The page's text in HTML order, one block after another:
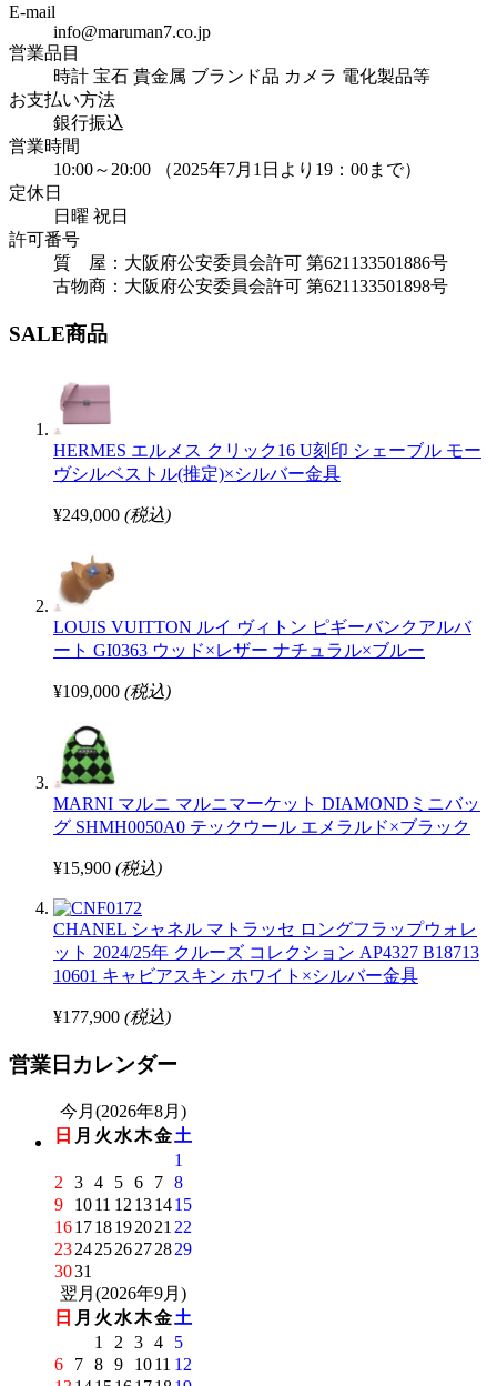
E-mail
info@maruman7.co.jp
営業品目
時計 宝石 貴金属 ブランド品 カメラ 電化製品等
お支払い方法
銀行振込
営業時間
10:00～20:00 （2025年7月1日より19：00まで）
定休日
日曜 祝日
許可番号
質 屋：大阪府公安委員会許可 第621133501886号
古物商：大阪府公安委員会許可 第621133501898号
SALE商品
HERMES エルメス クリック16 U刻印 シェーブル モー
ヴシルベストル(推定)×シルバー金具
¥249,000 (税込)
LOUIS VUITTON ルイ ヴィトン ピギーバンクアルバ
ート GI0363 ウッド×レザー ナチュラル×ブルー
¥109,000 (税込)
MARNI マルニ マルニマーケット DIAMONDミニバッ
グ SHMH0050A0 テックウール エメラルド×ブラック
¥15,900 (税込)
CHANEL シャネル マトラッセ ロングフラップウォレ
ット 2024/25年 クルーズ コレクション AP4327 B18713
10601 キャビアスキン ホワイト×シルバー金具
¥177,900 (税込)
営業日カレンダー
今月(2026年8月)
日 月 火 水木金土
1
2
3 4 5 6 7 8
9
1011 12 131415
161718192021 22
23242526272829
3031
翌月(2026年9月)
日 月 火 水木金土
1
2 3 4
5
6
7 8 9 1011 12